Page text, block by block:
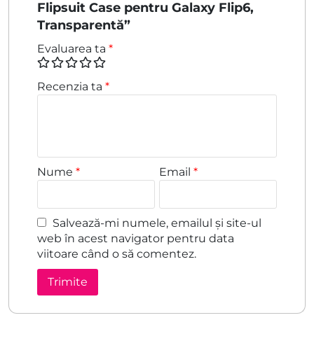
Flipsuit Case pentru Galaxy Flip6,
Transparentă”
Evaluarea ta *
Recenzia ta *
Nume * Email*
Salvează-mi numele, emailul și site-ul
web în acest navigator pentru data
viitoare când o să comentez.